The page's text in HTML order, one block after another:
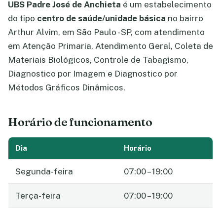
UBS Padre José de Anchieta é um estabelecimento
do tipo centro de saúde/unidade básica no bairro
Arthur Alvim, em São Paulo - SP, com atendimento
em Atenção Primaria, Atendimento Geral, Coleta de
Materiais Biológicos, Controle de Tabagismo,
Diagnostico por Imagem e Diagnostico por
Métodos Gráficos Dinâmicos.
Horário de funcionamento
Dia Horário
Segunda-feira 07:00 – 19:00
Terça-feira 07:00 – 19:00